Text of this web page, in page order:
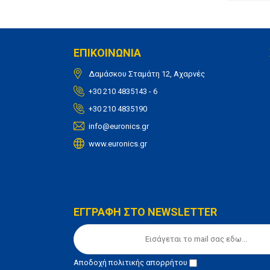
ΕΠΙΚΟΙΝΩΝΙΑ
Δαμάσκου Σταμάτη 12, Αχαρνές
+30 210 4835143 - 6
+30 210 4835190
info@euronics.gr
www.euronics.gr
ΕΓΓΡΑΦΗ ΣΤΟ NEWSLETTER
Αποδοχήπολιτικής απορρήτου